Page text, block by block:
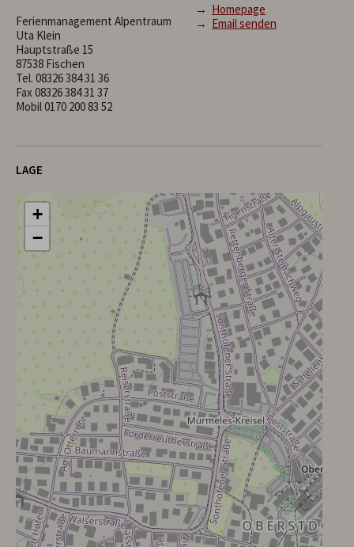
Ferienmanagement Alpentraum
Uta Klein
Hauptstraße 15
87538 Fischen
Tel. 08326 384 31 36
Fax 08326 384 31 37
Mobil 0170 200 83 52
→ Homepage
→ Email senden
LAGE
+
−